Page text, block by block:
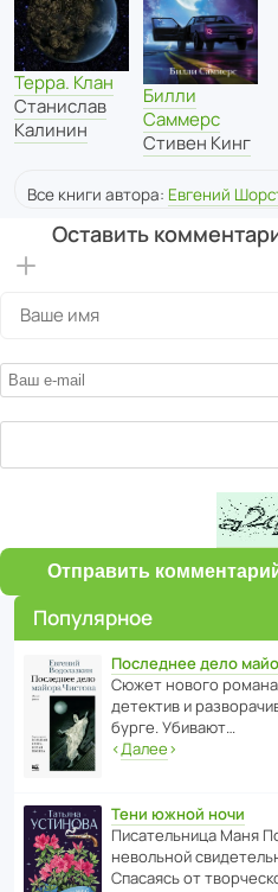
Терра. Клан
Станислав
Калинин
Билли
Саммерс
Стивен Кинг
Все книги автора: Евгений
Оставить
Отправить
Популярное
Последнее дело
Сюжет нового романа
дете­ктив и
бурге. Убивают…
‹Далее›
Тени южной ночи
Писа­тель­ница Маня
невольной
Спасаясь от